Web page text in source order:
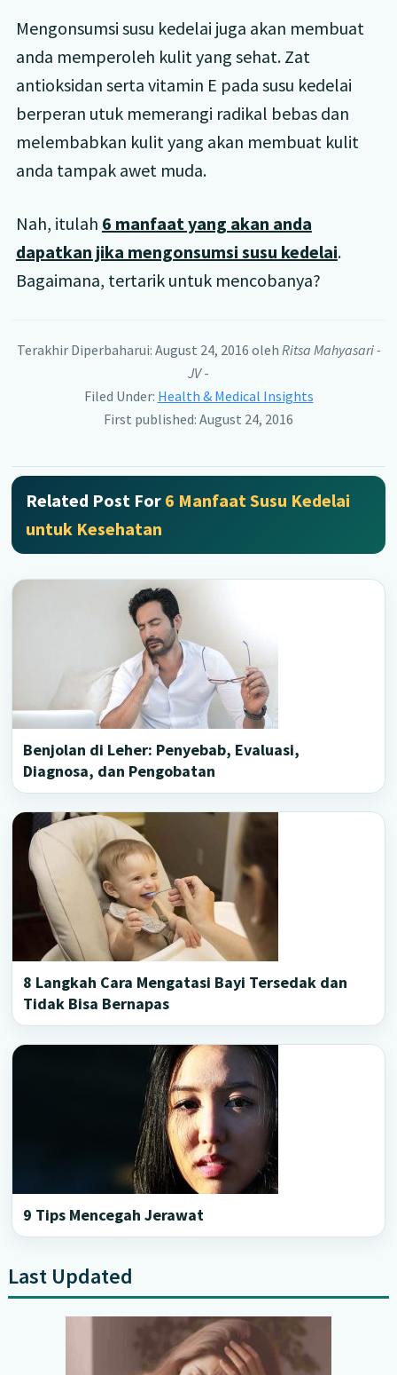
Mengonsumsi susu kedelai juga akan membuat
anda memperoleh kulit yang sehat. Zat
antioksidan serta vitamin E pada susu kedelai
berperan utuk memerangi radikal bebas dan
melembabkan kulit yang akan membuat kulit
anda tampak awet muda.
Nah, itulah 6 manfaat yang akan anda
dapatkan jika mengonsumsi susu kedelai.
Bagaimana, tertarik untuk mencobanya?
Terakhir Diperbaharui: August 24, 2016 oleh Ritsa Mahyasari -
JV-
Filed Under: Health & Medical Insights
First published: August 24, 2016
Related Post For 6 Manfaat Susu Kedelai
untuk Kesehatan
Benjolan di Leher: Penyebab, Evaluasi,
Diagnosa, dan Pengobatan
8 Langkah Cara Mengatasi Bayi Tersedak dan
Tidak Bisa Bernapas
9 Tips Mencegah Jerawat
Primary
Sidebar
Last Updated